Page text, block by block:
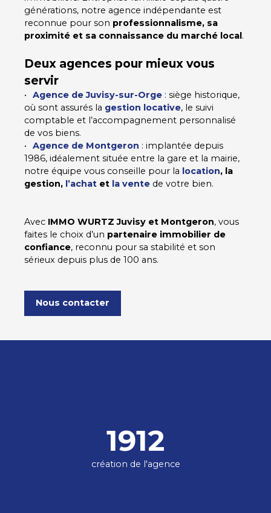
générations, notre agence indépendante est
reconnue pour son professionnalisme, sa
proximité et sa connaissance du marché local.
Deux agences pour mieux vous
servir
Agence de Juvisy-sur-Orge : siège historique,
où sont assurés la gestion locative, le suivi
comptable et l’accompagnement personnalisé
de vos biens.
Agence de Montgeron : implantée depuis
1986, idéalement située entre la gare et la mairie,
notre équipe vous conseille pour la location, la
gestion, l’achat et la vente de votre bien.
Avec IMMO WURTZ Juvisy et Montgeron, vous
faites le choix d’un partenaire immobilier de
confiance, reconnu pour sa stabilité et son
sérieux depuis plus de 100 ans.
Nous contacter
1912
création de l'agence